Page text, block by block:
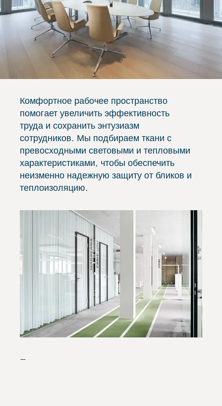
Комфортное рабочее пространство
помогает увеличить эффективность
труда и сохранить энтузиазм
сотрудников. Мы подбираем ткани с
превосходными световыми и тепловыми
характеристиками, чтобы обеспечить
неизменно надежную защиту от бликов и
теплоизоляцию.
—